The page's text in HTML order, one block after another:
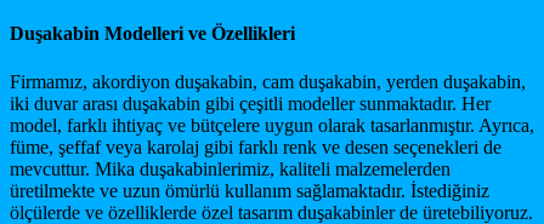
Duşakabin Modelleri ve Özellikleri
Firmamız, akordiyon duşakabin, cam duşakabin, yerden duşakabin,
iki duvar arası duşakabin gibi çeşitli modeller sunmaktadır. Her
model, farklı ihtiyaç ve bütçelere uygun olarak tasarlanmıştır. Ayrıca,
füme, şeffaf veya karolaj gibi farklı renk ve desen seçenekleri de
mevcuttur. Mika duşakabinlerimiz, kaliteli malzemelerden
üretilmekte ve uzun ömürlü kullanım sağlamaktadır. İstediğiniz
ölçülerde ve özelliklerde özel tasarım duşakabinler de üretebiliyoruz.